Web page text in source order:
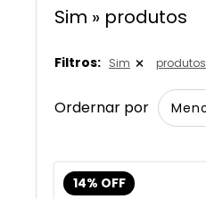
Sim » produtos
Filtros: Sim produtos
Ordernar por
14% OFF